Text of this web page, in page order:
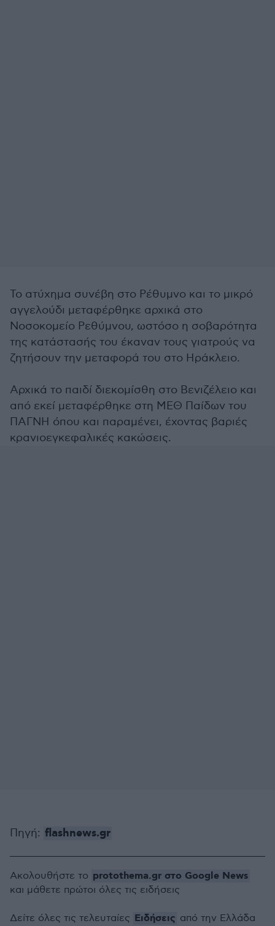
Το ατύχημα συνέβη στο Ρέθυμνο και το μικρό
αγγελούδι μεταφέρθηκε αρχικά στο
Νοσοκομείο Ρεθύμνου, ωστόσο η σοβαρότητα
της κατάστασής του έκαναν τους γιατρούς να
ζητήσουν την μεταφορά του στο Ηράκλειο.
Αρχικά το παιδί διεκομίσθη στο Βενιζέλειο και
από εκεί μεταφέρθηκε στη ΜΕΘ Παίδων του
ΠΑΓΝΗ όπου και παραμένει, έχοντας βαριές
κρανιοεγκεφαλικές κακώσεις.
Πηγή: flashnews.gr
Ακολουθήστε το protothema.gr στο Google News
και μάθετε πρώτοι όλες τις ειδήσεις
Δείτε όλες τις τελευταίες Ειδήσεις από την Ελλάδα